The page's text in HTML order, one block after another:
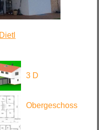
3 D
Obergeschoss